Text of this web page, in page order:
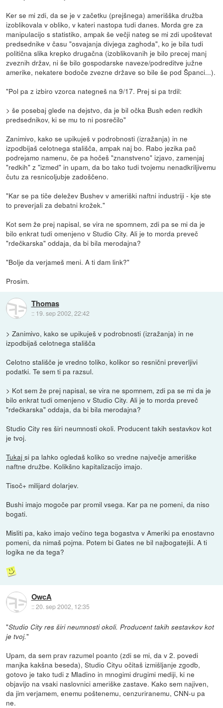
Ker se mi zdi, da se je v začetku (prejšnega) amerišška družba
izoblikovala v obliko, v kateri nastopa tudi danes. Morda gre za
manipulacijo s statistiko, ampak še večji nateg se mi zdi upoštevat
predsednike v času "osvajanja divjega zaghoda", ko je bila tudi
politična slika krepko drugačna (izoblikovanih je bilo precej manj
zveznih držav, ni še bilo gospodarske naveze/podreditve južne
amerike, nekatere bodoče zvezne države so bile še pod Španci...).
"Pol pa z izbiro vzorca nategneš na 9/17. Prej si pa trdil:
> še posebaj glede na dejstvo, da je bil očka Bush eden redkih
predsednikov, ki se mu to ni posrečilo"
Zanimivo, kako se upikuješ v podrobnosti (izražanja) in ne
izpodbijaš celotnega stališča, ampak naj bo. Rabo jezika pač
podrejamo namenu, če pa hočeš "znanstveno" izjavo, zamenjaj
"redkih" z "izmed" in upam, da bo tako tudi tvojemu nenadkriljivemu
čutu za resnicoljubje zadoščeno.
"Kar se pa tiče deležev Bushev v ameriški naftni industriji - kje ste
to preverjali za debatni krožek."
Kot sem že prej napisal, se vira ne spomnem, zdi pa se mi da je
bilo enkrat tudi omenjeno v Studio City. Ali je to morda preveč
"rdečkarska" oddaja, da bi bila merodajna?
"Bolje da verjameš meni. A ti dam link?"
Prosim.
Thomas
:: 19. sep 2002, 22:42
> Zanimivo, kako se upikuješ v podrobnosti (izražanja) in ne
izpodbijaš celotnega stališča
Celotno stališče je vredno toliko, kolikor so resnični preverljivi
podatki. Te sem ti pa razsul.
> Kot sem že prej napisal, se vira ne spomnem, zdi pa se mi da je
bilo enkrat tudi omenjeno v Studio City. Ali je to morda preveč
"rdečkarska" oddaja, da bi bila merodajna?
Studio City res širi neumnosti okoli. Producent takih sestavkov kot
je tvoj.
Tukajsi pa lahko ogledaš koliko so vredne največje ameriške
naftne družbe. Kolikšno kapitalizacijo imajo.
Tisoč+ milijard dolarjev.
Bushi imajo mogoče par promil vsega. Kar pa ne pomeni, da niso
bogati.
Misliti pa, kako imajo večino tega bogastva v Ameriki pa enostavno
pomeni, da nimaš pojma. Potem bi Gates ne bil najbogatejši. A ti
logika ne da tega?
OwcA
::20. sep 2002, 12:35
"Studio City res širi neumnosti okoli. Producent takih sestavkov kot
je tvoj."
Upam, da sem prav razumel poanto (zdi se mi, da v 2. povedi
manjka kakšna beseda), Studio Cityu očitaš izmišljanje zgodb,
gotovo je tako tudi z Mladino in mnogimi drugimi mediji, ki ne
objavijo na vsaki naslovnici ameriške zastave. Kako sem najiven,
da jim verjamem, enemu poštenemu, cenzuriranemu, CNN-u pa
ne.